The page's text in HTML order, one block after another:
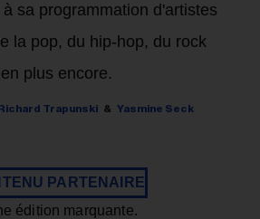
sa programmation d'artistes
la pop, du hip-hop, du rock
plus encore.
Trapunski
Yasmine Seck
PARTENAIRE
édition marquante.